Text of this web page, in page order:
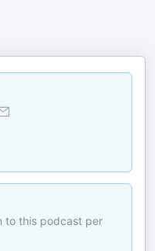
to this podcast per